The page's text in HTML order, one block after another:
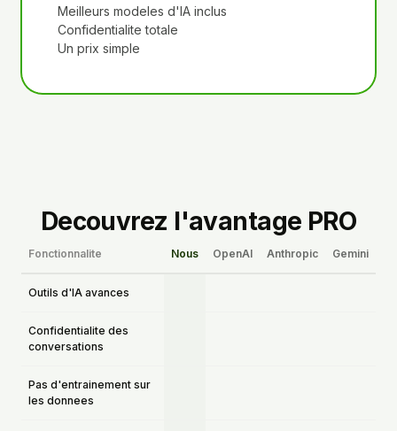
Meilleurs modeles d'IA inclus
Confidentialite totale
Un prix simple
Decouvrez l'avantage PRO
Fonctionnalite Nous OpenAI Anthropic Gemini
Outils d'IA avances
Confidentialite des
conversations
Pas d'entrainement sur
les donnees